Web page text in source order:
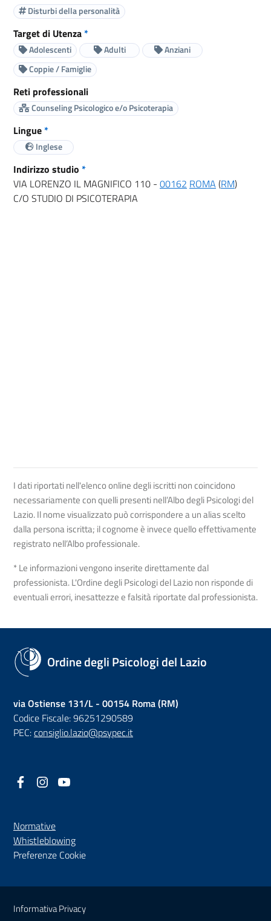
Disturbi della personalità
Target di Utenza*
Adolescenti Adulti
Anziani
Coppie / Famiglie
Reti professionali
Counseling Psicologico e/o Psicoterapia
Lingue*
Inglese
Indirizzo studio *
VIA LORENZO IL MAGNIFICO 110 - 00162 ROMA (RM)
C/O STUDIO DI PSICOTERAPIA
I dati riportati nell'elenco online degli iscritti non coincidono
necessariamente con quelli presenti nell’Albo degli Psicologi del
Lazio. Il nome visualizzato può corrispondere a un alias scelto
dalla persona iscritta; il cognome è invece quello effettivamente
registrato nell’Albo professionale.
* Le informazioni vengono inserite direttamente dal
professionista. L'Ordine degli Psicologi del Lazio non risponde di
eventuali errori, inesattezze e falsità riportate dal professionista.
Ordine degli Psicologi del Lazio
via Ostiense 131/L - 00154 Roma (RM)
Codice Fiscale: 96251290589
PEC:consiglio.lazio@psypec.it
Facebook
(nuova scheda - new tab)
Instagram
(nuova scheda - new tab)
Normative
Whistleblowing(nuova scheda - new tab)
Preferenze Cookie
Sezione Link Utili
Informativa Privacy